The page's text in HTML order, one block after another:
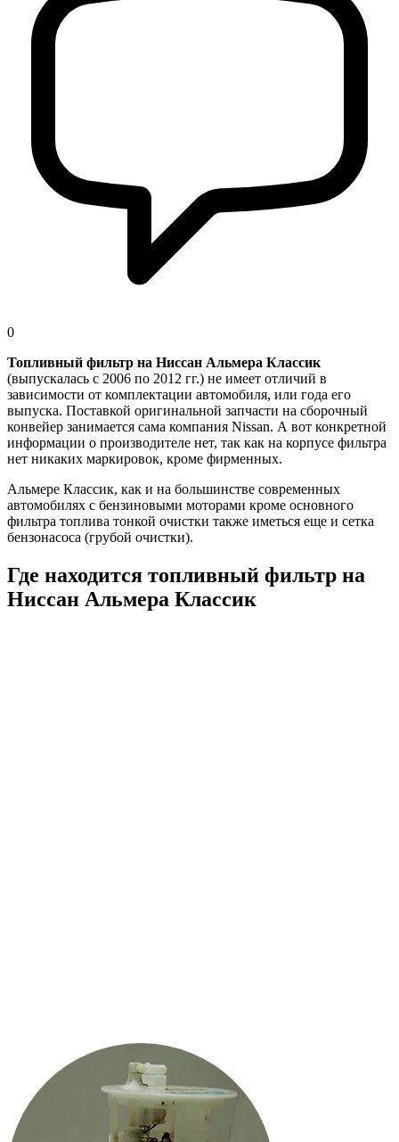
0
Топливный фильтр на Ниссан Альмера Классик
(выпускалась с 2006 по 2012 гг.) не имеет отличий в
зависимости от комплектации автомобиля, или года его
выпуска. Поставкой оригинальной запчасти на сборочный
конвейер занимается сама компания Nissan. А вот конкретной
информации о производителе нет, так как на корпусе фильтра
нет никаких маркировок, кроме фирменных.
Альмере Классик, как и на большинстве современных
автомобилях с бензиновыми моторами кроме основного
фильтра топлива тонкой очистки также иметься еще и сетка
бензонасоса (грубой очистки).
Где находится топливный фильтр на
Ниссан Альмера Классик